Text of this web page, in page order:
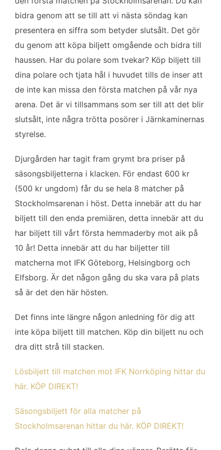
bidra genom att se till att vi nästa söndag kan
presentera en siffra som betyder slutsålt. Det gör
du genom att köpa biljett omgående och bidra till
haussen. Har du polare som tvekar? Köp biljett till
dina polare och tjata hål i huvudet tills de inser att
de inte kan missa den första matchen på vår nya
arena. Det är vi tillsammans som ser till att det blir
slutsålt, inte några trötta posörer i Järnkaminernas
styrelse.
Djurgården har tagit fram grymt bra priser på
säsongsbiljetterna i klacken. För endast 600 kr
(500 kr ungdom) får du se hela 8 matcher på
Stockholmsarenan i höst. Detta innebär att du har
biljett till den enda premiären, detta innebär att du
har biljett till vårt första hemmaderby mot aik på
10 år! Detta innebär att du har biljetter till
matcherna mot IFK Göteborg, Helsingborg och
Elfsborg. Är det någon gång du ska vara på plats
så är det den här hösten.
Det finns inte längre någon anledning för dig att
inte köpa biljett till matchen. Köp din biljett nu och
dra ditt strå till stacken.
Lösbiljett till matchen mot IFK Norrköping hittar du
här. KÖP DIREKT!
Säsongsbiljett för alla matcher på
Stockholmsarenan hittar du här. KÖP DIREKT!